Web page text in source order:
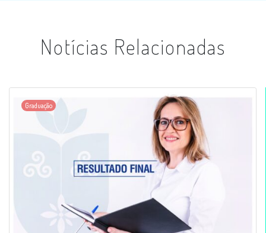
Notícias Relacionadas
Graduação